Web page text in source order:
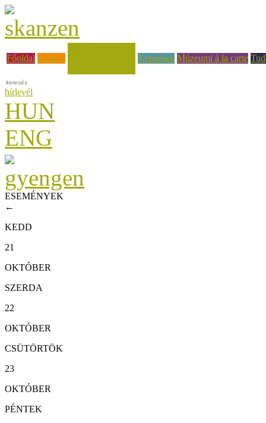
Főoldal Rólunk
Képzések Múzeumi à la carte
hírlevél
HUN
ENG
ESEMÉNYEK
←
KEDD
21
OKTÓBER
SZERDA
22
OKTÓBER
CSÜTÖRTÖK
23
OKTÓBER
PÉNTEK